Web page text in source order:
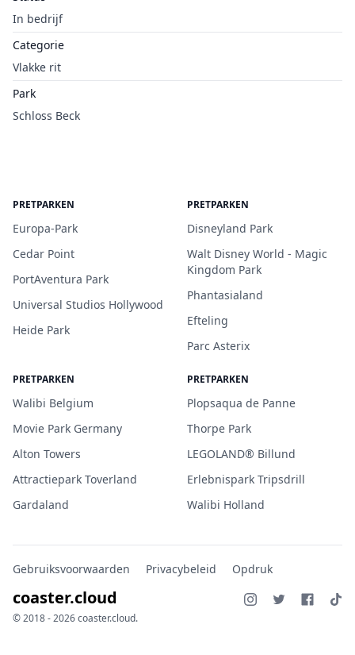
In bedrijf
Categorie
Vlakke rit
Park
Schloss Beck
PRETPARKEN
Europa-Park
Cedar Point
PortAventura Park
Universal Studios Hollywood
Heide Park
PRETPARKEN
Disneyland Park
Walt Disney World - Magic
Kingdom Park
Phantasialand
Efteling
Parc Asterix
PRETPARKEN
Walibi Belgium
Movie Park Germany
Alton Towers
Attractiepark Toverland
Gardaland
PRETPARKEN
Plopsaqua de Panne
Thorpe Park
LEGOLAND® Billund
Erlebnispark Tripsdrill
Walibi Holland
Gebruiksvoorwaarden Privacybeleid Opdruk
coaster.cloud
© 2018 - 2026 coaster.cloud.